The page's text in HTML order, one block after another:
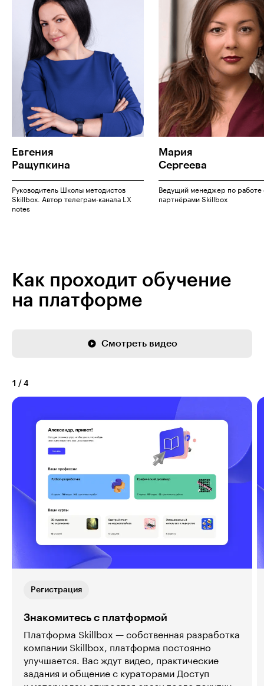
Евгения
Ращупкина
Руководитель Школы методистов
Skillbox. Автор телеграм-канала LX
notes
Мария
Сергеева
Ведущий менеджер по работе
партнёрами Skillbox
Как проходит обучение
на платформе
Смотреть видео
1 / 4
Регистрация
Знакомитесь с платформой
Платформа Skillbox — собственная разработка
компании Skillbox, платформа постоянно
улучшается. Вас ждут видео, практические
задания и общение с кураторами Доступ